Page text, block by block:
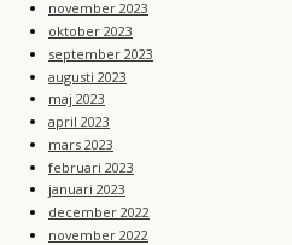
november 2023
oktober 2023
september 2023
augusti 2023
maj 2023
april 2023
mars 2023
februari 2023
januari 2023
december 2022
november 2022